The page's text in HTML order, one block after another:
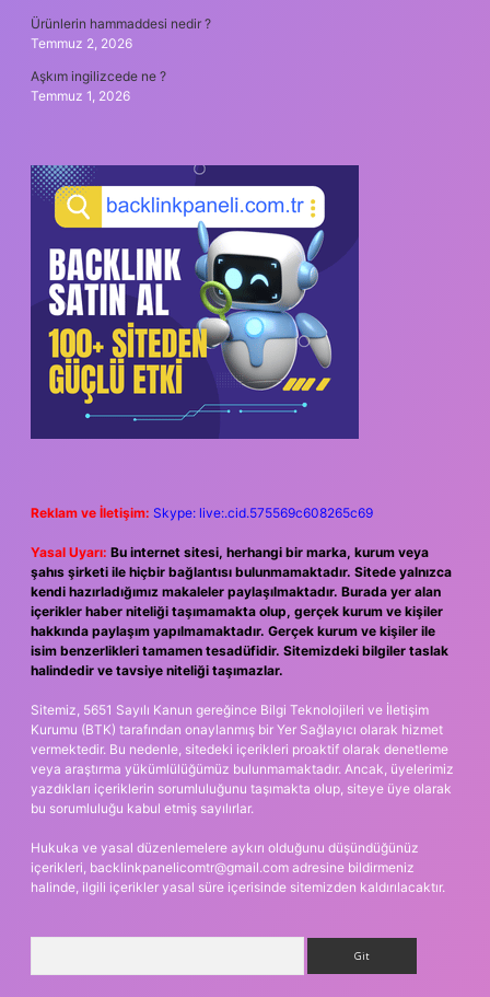
Ürünlerin hammaddesi nedir ?
Temmuz 2, 2026
Aşkım ingilizcede ne ?
Temmuz 1, 2026
Reklam ve İletişim: Skype: live:.cid.575569c608265c69
Yasal Uyarı: Bu internet sitesi, herhangi bir marka, kurum veya
şahıs şirketi ile hiçbir bağlantısı bulunmamaktadır. Sitede yalnızca
kendi hazırladığımız makaleler paylaşılmaktadır. Burada yer alan
içerikler haber niteliği taşımamakta olup, gerçek kurum ve kişiler
hakkında paylaşım yapılmamaktadır. Gerçek kurum ve kişiler ile
isim benzerlikleri tamamen tesadüfidir. Sitemizdeki bilgiler taslak
halindedir ve tavsiye niteliği taşımazlar.
Sitemiz, 5651 Sayılı Kanun gereğince Bilgi Teknolojileri ve İletişim
Kurumu (BTK) tarafından onaylanmış bir Yer Sağlayıcı olarak hizmet
vermektedir. Bu nedenle, sitedeki içerikleri proaktif olarak denetleme
veya araştırma yükümlülüğümüz bulunmamaktadır. Ancak, üyelerimiz
yazdıkları içeriklerin sorumluluğunu taşımakta olup, siteye üye olarak
bu sorumluluğu kabul etmiş sayılırlar.
Hukuka ve yasal düzenlemelere aykırı olduğunu düşündüğünüz
içerikleri, backlinkpanelicomtr@gmail.com adresine bildirmeniz
halinde, ilgili içerikler yasal süre içerisinde sitemizden kaldırılacaktır.